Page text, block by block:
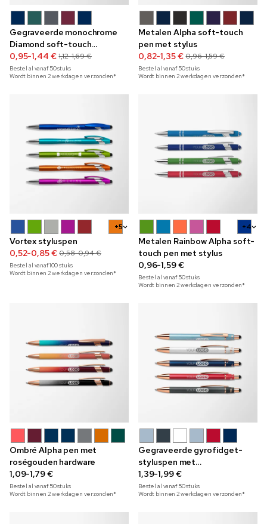
Gegraveerde monochrome
Diamond soft-touch
styluspen
0,95-1,44 € 1,12-1,69 €
Bestel al vanaf50stuks
Wordt binnen 2 werkdagen verzonden*
Metalen Alpha soft-touch
pen met stylus
0,82-1,35 € 0,96-1,59 €
Bestel al vanaf50stuks
Wordt binnen 2 werkdagen verzonden*
+5
Vortex styluspen
0,52-0,85 € 0,58-0,94 €
Bestel al vanaf100stuks
Wordt binnen 2 werkdagen verzonden*
+4
Metalen Rainbow Alpha soft-
touch pen met stylus
0,96-1,59 €
Bestel al vanaf50stuks
Wordt binnen 2 werkdagen verzonden*
Ombré Alpha pen met
roségouden hardware
1,09-1,79 €
Bestel al vanaf50stuks
Wordt binnen 2 werkdagen verzonden*
Gegraveerde gyrofidget-
styluspen met
parelmoerglans
1,39-1,99 €
Bestel al vanaf50stuks
Wordt binnen 2 werkdagen verzonden*